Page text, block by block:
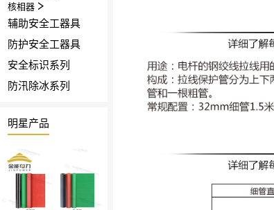
核相器
辅助安全工器具
防护安全工器具
安全标识系列
防汛除冰系列
明星产品